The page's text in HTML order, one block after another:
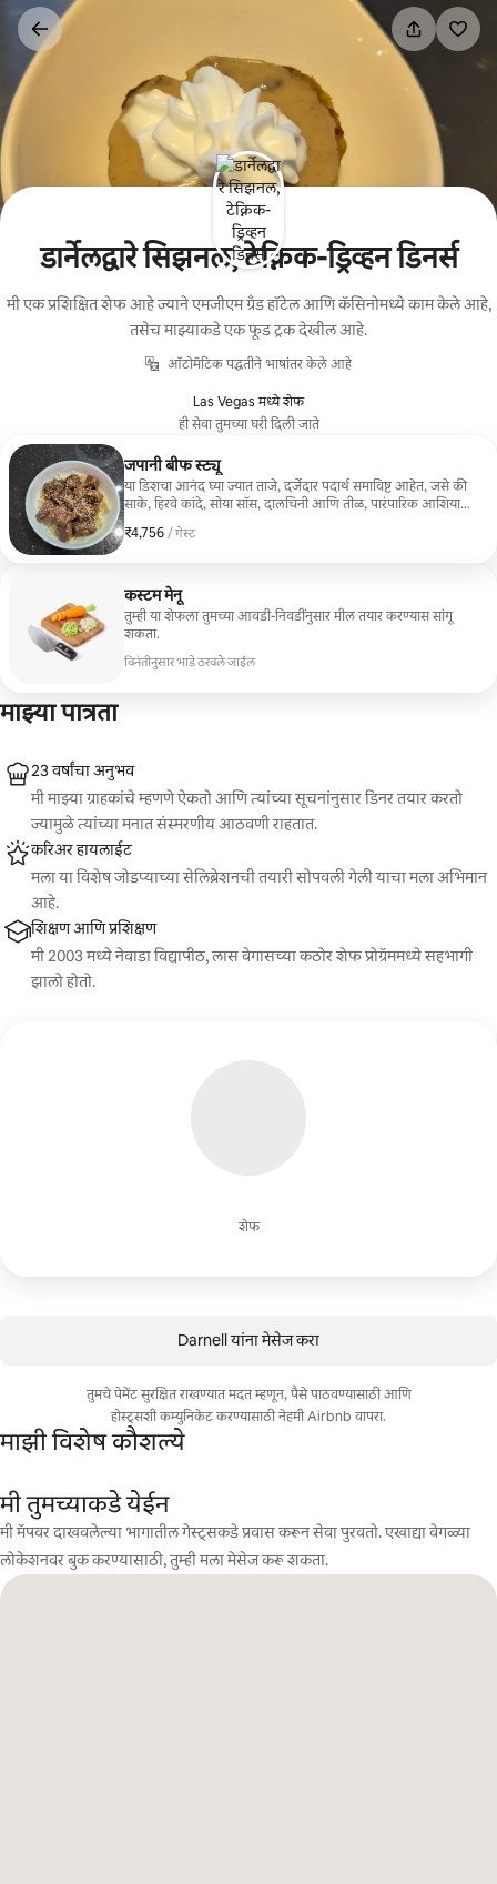
कंटेंटवर
डार्नेलद्वारे सिझनल, टेक्निक-ड्रिव्हन डिनर्स
मी एक प्रशिक्षित शेफ आहे ज्याने एमजीएम ग्रँड हॉटेल आणि कॅसिनोमध्ये काम केले आहे,
तसेच माझ्याकडे एक फूड ट्रक देखील आहे.
ऑटोमॅटिक पद्धतीने भाषांतर केले आहे
Las Vegas मध्ये शेफ
ही सेवा तुमच्या घरी दिली जाते
जपानी बीफ स्ट्यू
या डिशचा आनंद घ्या ज्यात ताजे, दर्जेदार पदार्थ समाविष्ट आहेत, जसे की
साके, हिरवे कांदे, सोया सॉस, दालचिनी आणि तीळ, पारंपारिक आशियाई
जे दुपारच्या जेवणासाठी किंवा रात्रीच्या जेवणासाठी आदर्श आहे.
₹4,756 / गेस्ट
₹4,756 प्रति गेस्ट
कस्टम मेनू
तुम्ही या शेफला तुमच्या आवडी-निवडींनुसार मील तयार करण्यास सांगू
शकता.
विनंतीनुसार भाडे ठरवले जाईल
माझ्या पात्रता
शेफ
23 वर्षांचा अनुभव
मी माझ्या ग्राहकांचे म्हणणे ऐकतो आणि त्यांच्या सूचनांनुसार डिनर तयार करतो
ज्यामुळे त्यांच्या मनात संस्मरणीय आठवणी राहतात.
करिअर हायलाईट
मला या विशेष जोडप्याच्या सेलिब्रेशनची तयारी सोपवली गेली याचा मला अभिमान
आहे.
शिक्षण आणि प्रशिक्षण
मी 2003 मध्ये नेवाडा विद्यापीठ, लास वेगासच्या कठोर शेफ प्रोग्रॅममध्ये सहभागी
झालो होतो.
Darnell यांना मेसेज करा
तुमचे पेमेंट सुरक्षित राखण्यात मदत म्हणून, पैसे पाठवण्यासाठी आणि
होस्ट्सशी कम्युनिकेट करण्यासाठी नेहमी Airbnb वापरा.
माझी विशेष कौशल्ये
मी तुमच्याकडे येईन
मी मॅपवर दाखवलेल्या भागातील गेस्ट्सकडे प्रवास करून सेवा पुरवतो. एखाद्या वेगळ्या
लोकेशनवर बुक करण्यासाठी, तुम्ही मला मेसेज करू शकता.